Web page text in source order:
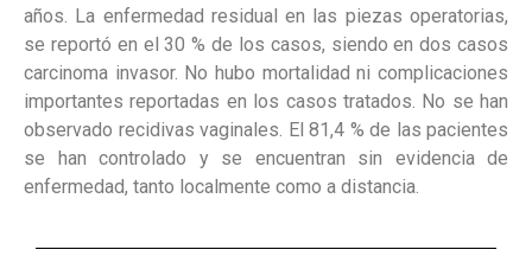
años. La enfermedad residual en las piezas operatorias,
se reportó en el 30 % de los casos, siendo en dos casos
carcinoma invasor. No hubo mortalidad ni complicaciones
importantes reportadas en los casos tratados. No se han
observado recidivas vaginales. El 81,4 % de las pacientes
se han controlado y se encuentran sin evidencia de
enfermedad, tanto localmente como a distancia.